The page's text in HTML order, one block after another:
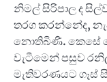
නිමල් සිරිපාල ද
තරග කරන්නේද,
නොතිබිණි. කෙසේ
වැටීමෙන් පසුව
මැතිවරණයට ගෑස්